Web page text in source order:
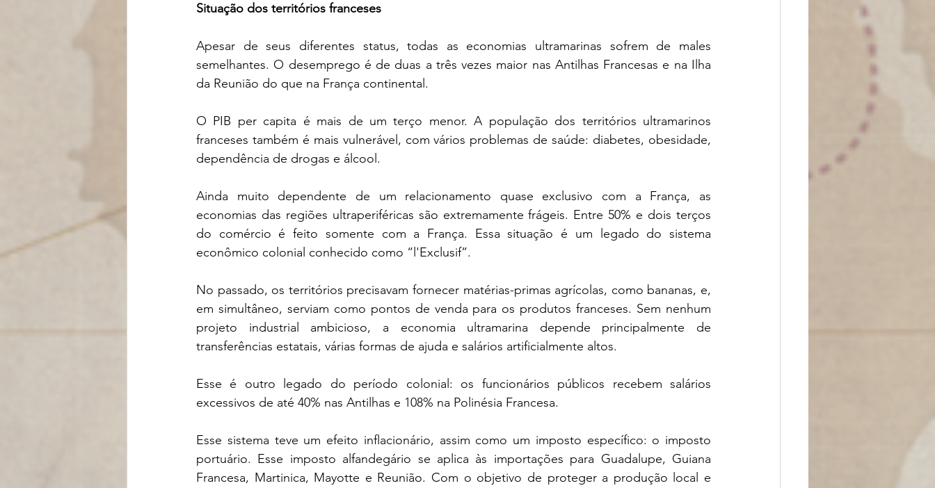
Situação dos territórios franceses
Apesar de seus diferentes status, todas as economias ultramarinas sofrem de males
semelhantes. O desemprego é de duas a três vezes maior nas Antilhas Francesas e na Ilha
da Reunião do que na França continental.
O PIB per capita é mais de um terço menor. A população dos territórios ultramarinos
franceses também é mais vulnerável, com vários problemas de saúde: diabetes, obesidade,
dependência de drogas e álcool.
Ainda muito dependente de um relacionamento quase exclusivo com a França, as
economias das regiões ultraperiféricas são extremamente frágeis. Entre 50% e dois terços
do comércio é feito somente com a França. Essa situação é um legado do sistema
econômico colonial conhecido como “l'Exclusif”.
No passado, os territórios precisavam fornecer matérias-primas agrícolas, como bananas, e,
em simultâneo, serviam como pontos de venda para os produtos franceses. Sem nenhum
projeto industrial ambicioso, a economia ultramarina depende principalmente de
transferências estatais, várias formas de ajuda e salários artificialmente altos.
Esse é outro legado do período colonial: os funcionários públicos recebem salários
excessivos de até 40% nas Antilhas e 108% na Polinésia Francesa.
Esse sistema teve um efeito inflacionário, assim como um imposto específico: o imposto
portuário. Esse imposto alfandegário se aplica às importações para Guadalupe, Guiana
Francesa, Martinica, Mayotte e Reunião. Com o objetivo de proteger a produção local e